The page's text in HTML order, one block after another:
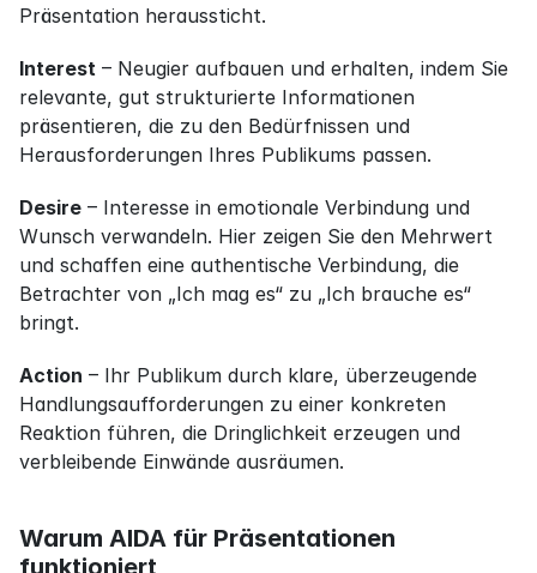
Präsentation heraussticht.
Interest – Neugier aufbauen und erhalten, indem Sie
relevante, gut strukturierte Informationen
präsentieren, die zu den Bedürfnissen und
Herausforderungen Ihres Publikums passen.
Desire – Interesse in emotionale Verbindung und
Wunsch verwandeln. Hier zeigen Sie den Mehrwert
und schaffen eine authentische Verbindung, die
Betrachter von „Ich mag es“ zu „Ich brauche es“
bringt.
Action – Ihr Publikum durch klare, überzeugende
Handlungsaufforderungen zu einer konkreten
Reaktion führen, die Dringlichkeit erzeugen und
verbleibende Einwände ausräumen.
Warum AIDA für Präsentationen
funktioniert